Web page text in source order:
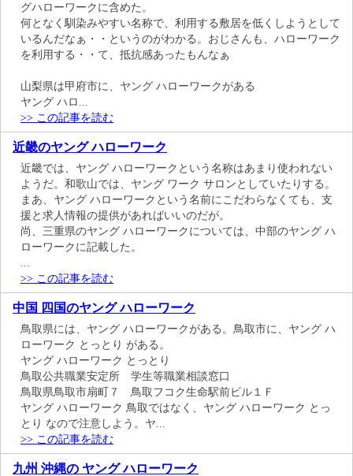
グハローワークに含めた。
何となく馴染みやすい名称で、利用する敷居を低くしようとして
いるんだなぁ・・というのがわかる。おじさんも、ハローワーク
を利用する・・て、抵抗感あったもんなぁ
山梨県は甲府市に、ヤング ハローワークがある
ヤング ハロ...
>> この記事を読む
近畿のヤング ハローワーク
近畿では、ヤング ハローワークという名称はあまり使われない
ようだ。和歌山では、ヤング ワーク サロンとしていたりする。
まあ、ヤング ハローワークという名前にこだわらなくても、支
援と求人情報の提供があればいいのだが。
尚、三重県のヤング ハローワークについては、中部のヤング ハ
ローワークに記載した。
>> この記事を読む
中国 四国のヤング ハローワーク
鳥取県には、ヤング ハローワークがある。鳥取市に、ヤング ハ
ローワーク とっとり がある。
ヤング ハローワーク とっとり
鳥取公共職業安定所 学生等職業相談窓口
鳥取県鳥取市扇町７ 鳥取フコク生命駅前ビル１Ｆ
ヤング ハローワーク 鳥取ではなく、ヤング ハローワーク とっ
とり なので注意しよう。ヤ...
>> この記事を読む
九州 沖縄の ヤング ハローワーク